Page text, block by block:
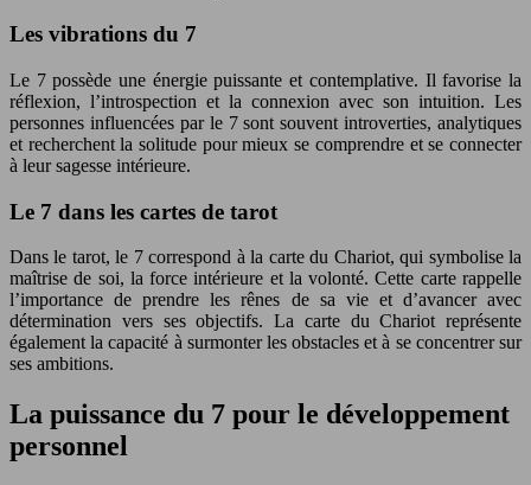
Les vibrations du 7
Le 7 possède une énergie puissante et contemplative. Il favorise la
réflexion, l’introspection et la connexion avec son intuition. Les
personnes influencées par le 7 sont souvent introverties, analytiques
et recherchent la solitude pour mieux se comprendre et se connecter
à leur sagesse intérieure.
Le 7 dans les cartes de tarot
Dans le tarot, le 7 correspond à la carte du Chariot, qui symbolise la
maîtrise de soi, la force intérieure et la volonté. Cette carte rappelle
l’importance de prendre les rênes de sa vie et d’avancer avec
détermination vers ses objectifs. La carte du Chariot représente
également la capacité à surmonter les obstacles et à se concentrer sur
ses ambitions.
La puissance du 7 pour le développement
personnel